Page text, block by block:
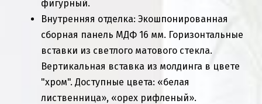
фигурный.
Внутренняя отделка: Экошпонированная
сборная панель МДФ 16 мм. Горизонтальные
вставки из светлого матового стекла.
Вертикальная вставка из молдинга в цвете
"хром". Доступные цвета: «белая
лиственница», «орех рифленый».